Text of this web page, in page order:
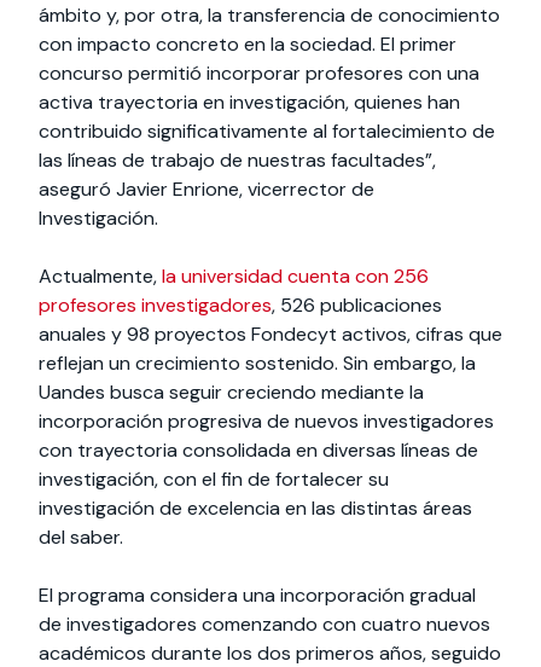
ámbito y, por otra, la transferencia de conocimiento
con impacto concreto en la sociedad. El primer
concurso permitió incorporar profesores con una
activa trayectoria en investigación, quienes han
contribuido significativamente al fortalecimiento de
las líneas de trabajo de nuestras facultades”,
aseguró Javier Enrione, vicerrector de
Investigación.
Actualmente,la universidad cuenta con 256
profesores investigadores, 526 publicaciones
anuales y 98 proyectos Fondecyt activos, cifras que
reflejan un crecimiento sostenido. Sin embargo, la
Uandes busca seguir creciendo mediante la
incorporación progresiva de nuevos investigadores
con trayectoria consolidada en diversas líneas de
investigación, con el fin de fortalecer su
investigación de excelencia en las distintas áreas
del saber.
El programa considera una incorporación gradual
de investigadores comenzando con cuatro nuevos
académicos durante los dos primeros años, seguido